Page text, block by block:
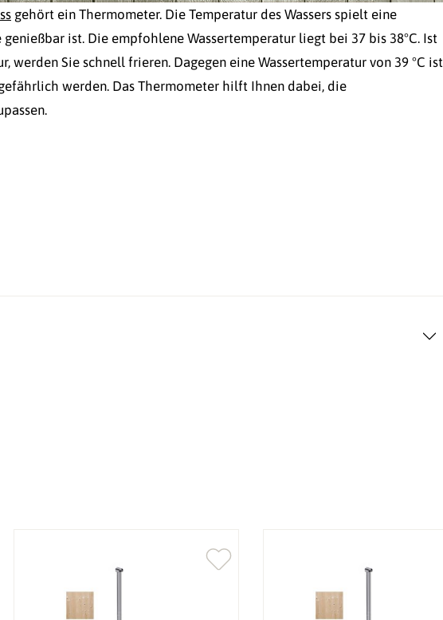
gehört ein Thermometer. Die Temperatur des Wassers spielt eine
ist. Die empfohlene Wassertemperatur liegt bei 37 bis 38°C. Ist
werden Sie schnell frieren. Dagegen eine Wassertemperatur von 39 °C ist
werden. Das Thermometer hilft Ihnen dabei, die